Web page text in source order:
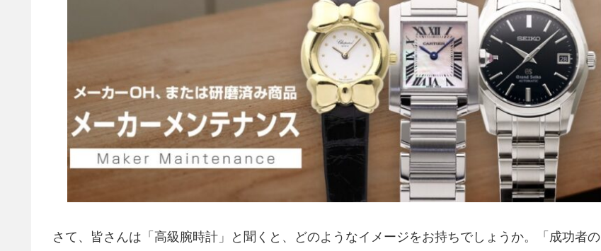
さて、皆さんは「高級腕時計」と聞くと、どのようなイメージをお持ちでしょうか。「成功者の